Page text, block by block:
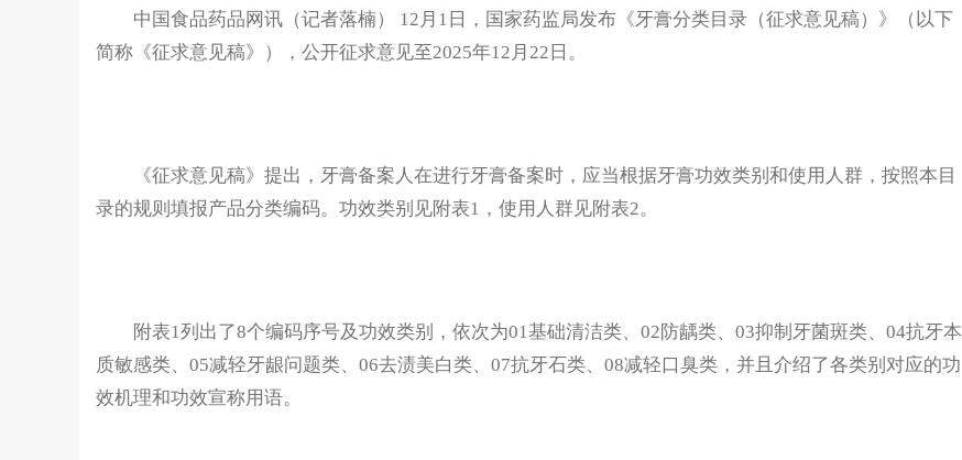
中国食品药品网讯（记者落楠） 12月1日，国家药监局发布《牙膏分类目录（征求意见稿）》（以下
简称《征求意见稿》），公开征求意见至2025年12月22日。
《征求意见稿》提出，牙膏备案人在进行牙膏备案时，应当根据牙膏功效类别和使用人群，按照本目
录的规则填报产品分类编码。功效类别见附表1，使用人群见附表2。
附表1列出了8个编码序号及功效类别，依次为01基础清洁类、02防龋类、03抑制牙菌斑类、04抗牙本
质敏感类、05减轻牙龈问题类、06去渍美白类、07抗牙石类、08减轻口臭类，并且介绍了各类别对应的功
效机理和功效宣称用语。